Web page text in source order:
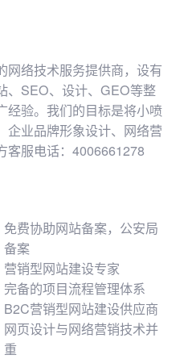
网络技术服务提供商，设有
、SEO、设计、GEO等整
经验。我们的目标是将小喷
企业品牌形象设计、网络营
客服电话：4006661278
免费协助网站备案，公安局
备案
营销型网站建设专家
完备的项目流程管理体系
B2C营销型网站建设供应商
网页设计与网络营销技术并
重